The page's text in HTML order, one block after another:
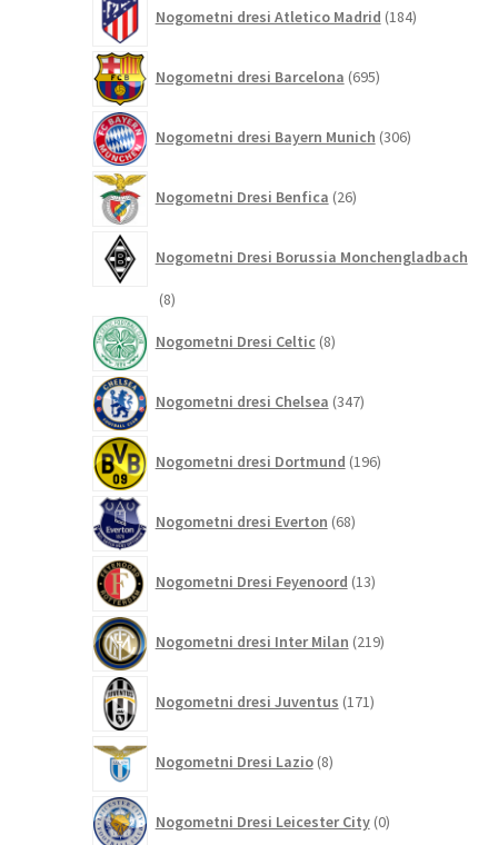
Nogometni dresi Atletico Madrid 184izdelkov
Nogometni dresi Barcelona 695izdelkov
Nogometni dresi Bayern Munich 306izdelkov
Nogometni Dresi Benfica 26izdelkov
Nogometni Dresi Borussia Monchengladbach
88
Nogometni Dresi Celtic 8izdelkov
Nogometni dresi Chelsea 347izdelkov
Nogometni dresi Dortmund 196izdelkov
Nogometni dresi Everton 68izdelkov
Nogometni Dresi Feyenoord 13izdelkov
Nogometni dresi Inter Milan 219izdelkov
Nogometni dresi Juventus 171izdelkov
Nogometni Dresi Lazio 8izdelkov
Nogometni Dresi Leicester City 0izdelkov